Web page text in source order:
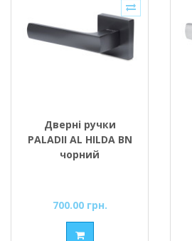
Дверні ручки
PALADII AL HILDA BN
чорний
700.00 грн.